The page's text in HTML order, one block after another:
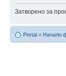
Затворено за
Portal » Начало